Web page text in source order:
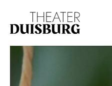
Zur Hauptnavigation springen
Zum Footer springen